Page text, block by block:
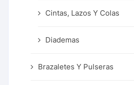
Cintas, Lazos Y Colas
Diademas
Brazaletes Y Pulseras